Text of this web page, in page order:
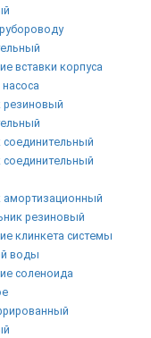
вставки корпуса
резиновый
соединительный
соединительный
амортизационный
резиновый
клинкета системы
воды
соленоида